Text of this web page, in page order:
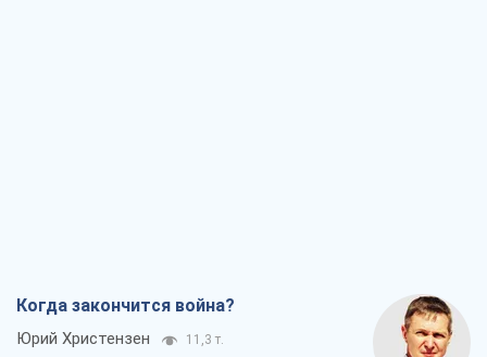
Когда закончится война?
Юрий Христензен 11,3 т.